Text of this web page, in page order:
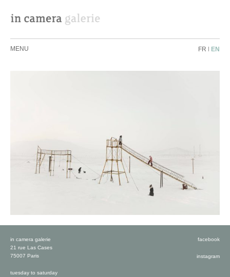
MENU FR | EN
in camera galerie
21 rue Las Cases
75007 Paris
tuesday to saturday
facebook
instagram